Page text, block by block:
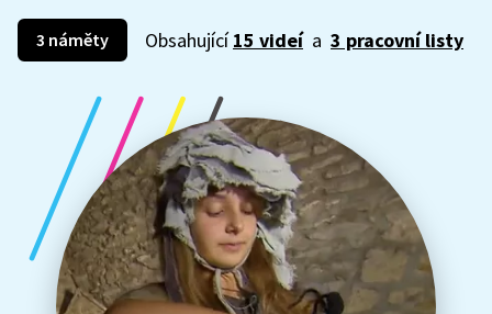
halloweenských rekvizit. Draci v hrnci si ji zase vezmou
do parády v kuchyni. Nebude chybět ani Wifina, která
nám přináší mimo jiné i exkluzivní interview s nemrtvým
a podívá se na zoubek našim domácím nemrtvým
neboli pražským strašidlům. Máme pro vás také
halloweenské pracovní listy, ve kterých si ověříte, co
všechno jste se o Předvečeru všech svatých dozvěděli.
3 náměty Obsahující15 videí a 3 pracovní listy